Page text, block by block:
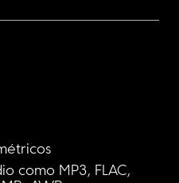
como MP3, FLAC,